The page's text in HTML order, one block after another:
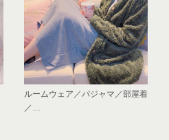
ルームウェア／パジャマ／部屋着
／…